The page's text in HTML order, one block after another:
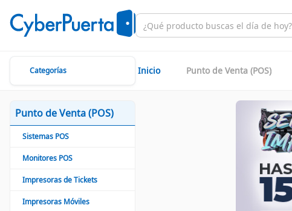
Categorías Inicio Punto de Venta (POS)
Punto de Venta (POS)
Sistemas POS
Monitores POS
Impresoras de Tickets
Impresoras Móviles